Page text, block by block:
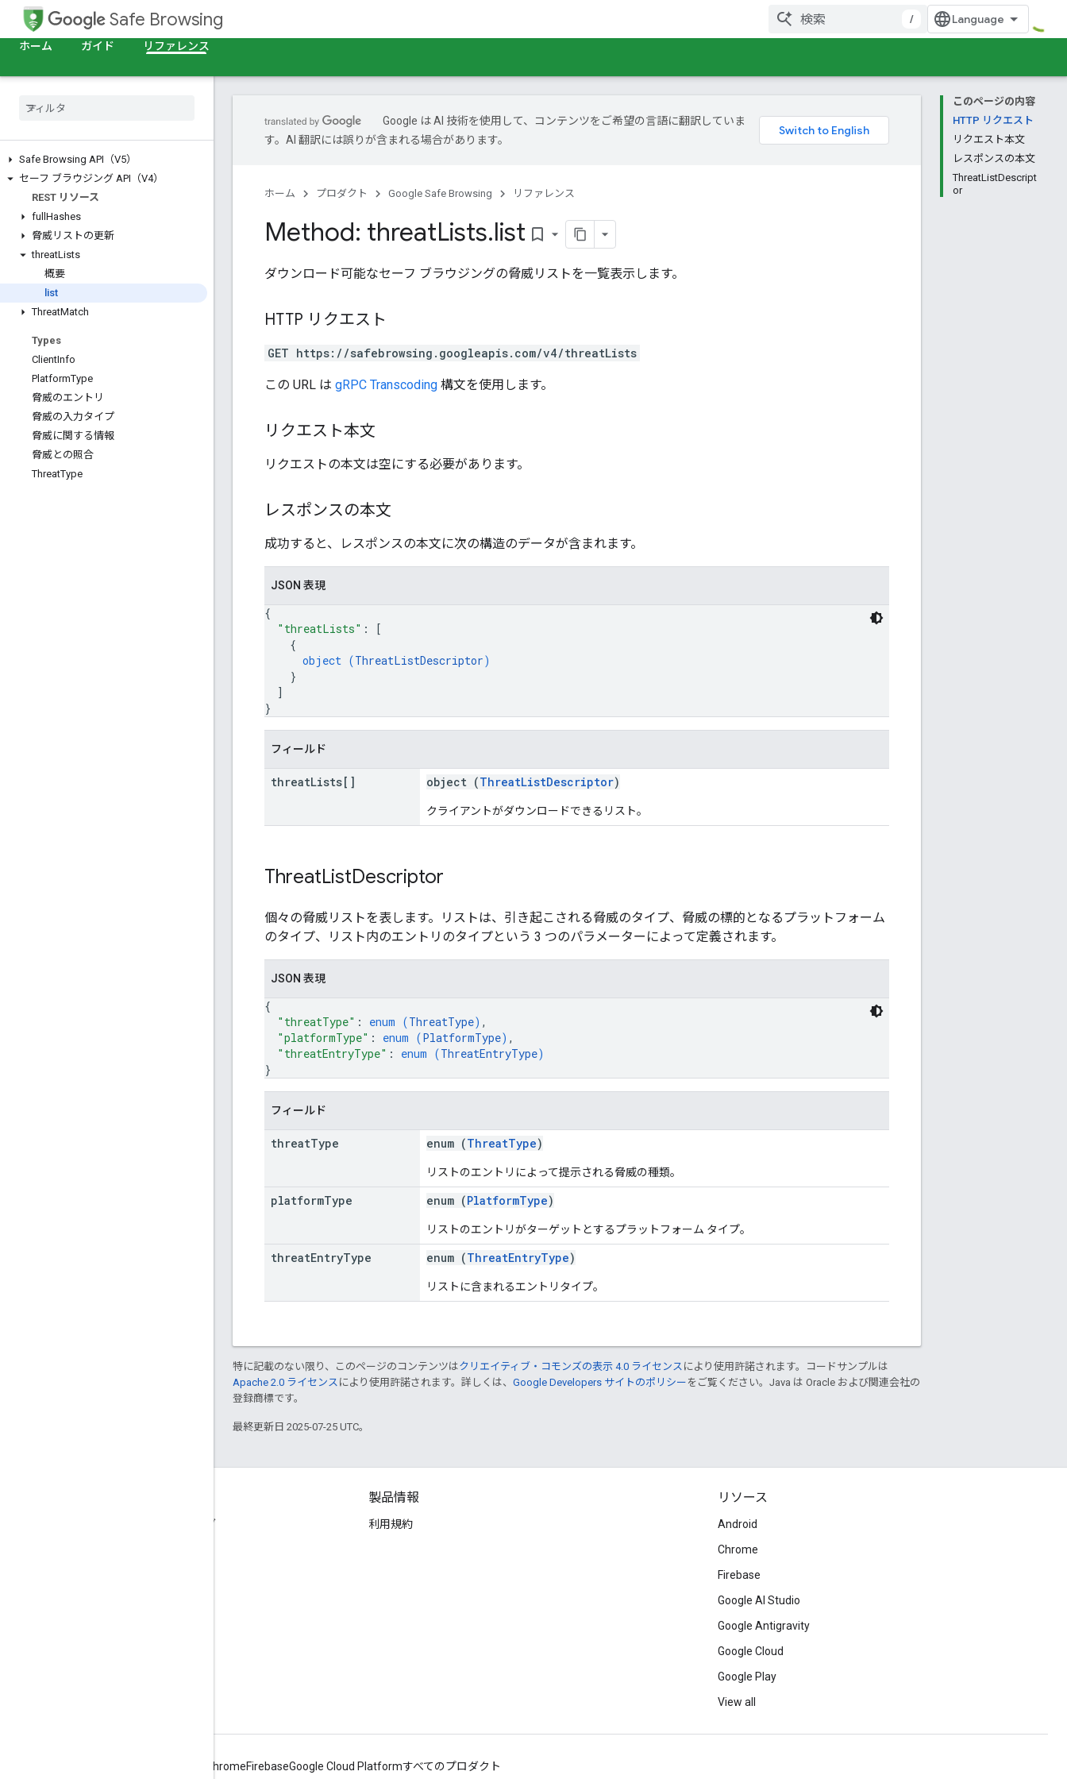
Safe Browsing
/
ホーム
ガイド リファレンス
Safe Browsing API（V5）
セーフ ブラウジング API（V4）
REST リソース
full Hashes
脅威リストの更新
threatLists
概要
list
ThreatMatch
Types
ClientInfo
PlatformType
脅威のエントリ
脅威の入力タイプ
脅威に関する情報
脅威との照合
ThreatType
このページの内容
HTTP リクエスト
リクエスト本文
レスポンスの本文
ThreatListDescript
or
Google は AI 技術を使用して、コンテンツをご希望の言語に翻訳していま
す。AI 翻訳には誤りが含まれる場合があります。
ホーム プロダクト Google Safe Browsing リファレンス
Method: threatLists.list bookmark_border
ダウンロード可能なセーフ ブラウジングの脅威リストを一覧表示します。
HTTP リクエスト
GET https://safebrowsing.googleapis.com/v4/threatLists
この URL は gRPC Transcoding 構文を使用します。
リクエスト本文
リクエストの本文は空にする必要があります。
レスポンスの本文
成功すると、レスポンスの本文に次の構造のデータが含まれます。
JSON 表現
{
"threatLists" :
[
{
object (ThreatListDescriptor)
}
]
}
フィールド
threatLists[] object (ThreatListDescriptor)
クライアントがダウンロードできるリスト。
ThreatListDescriptor
個々の脅威リストを表します。リストは、引き起こされる脅威のタイプ、脅威の標的となるプラットフォーム
のタイプ、リスト内のエントリのタイプという 3 つのパラメーターによって定義されます。
JSON 表現
{
"threatType" : enum (ThreatType) ,
"platformType" : enum (PlatformType) ,
"threatEntryType" : enum (ThreatEntryType)
}
フィールド
threatType enum (ThreatType)
リストのエントリによって提示される脅威の種類。
platformType enum (PlatformType)
リストのエントリがターゲットとするプラットフォーム タイプ。
threatEntryType enum (ThreatEntryType)
リストに含まれるエントリタイプ。
特に記載のない限り、このページのコンテンツはクリエイティブ・コモンズの表示 4.0 ライセンス により使用許諾されます。コードサンプルは
Apache 2.0 ライセンス により使用許諾されます。詳しくは、 Google Developers サイトのポリシー をご覧ください。Java は Oracle および関連会社の
登録商標です。
最終更新日 2025-07-25 UTC。
Google オンライン セキュリティ ブログ
製品情報
利用規約
リソース
Android
Chrome
Firebase
Google AI Studio
Google Antigravity
Google Cloud
Google Play
View all
ChromeFirebaseGoogle Cloud Platformすべてのプロダクト